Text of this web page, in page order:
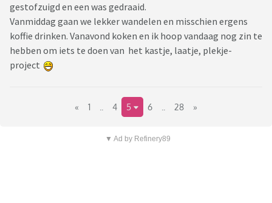
gestofzuigd en een was gedraaid.
Vanmiddag gaan we lekker wandelen en misschien ergens
koffie drinken. Vanavond koken en ik hoop vandaag nog zin te
hebben om iets te doen van het kastje, laatje, plekje-
project
« 1 4 5 6 28 »
▼ Ad by Refinery89